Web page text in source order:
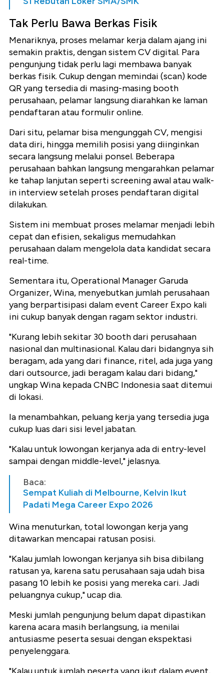
Tak Perlu Bawa Berkas Fisik
Menariknya, proses melamar kerja dalam ajang ini
semakin praktis, dengan sistem CV digital. Para
pengunjung tidak perlu lagi membawa banyak
berkas fisik. Cukup dengan memindai (scan) kode
QR yang tersedia di masing-masing booth
perusahaan, pelamar langsung diarahkan ke laman
pendaftaran atau formulir online.
Dari situ, pelamar bisa mengunggah CV, mengisi
data diri, hingga memilih posisi yang diinginkan
secara langsung melalui ponsel. Beberapa
perusahaan bahkan langsung mengarahkan pelamar
ke tahap lanjutan seperti screening awal atau walk-
in interview setelah proses pendaftaran digital
dilakukan.
Sistem ini membuat proses melamar menjadi lebih
cepat dan efisien, sekaligus memudahkan
perusahaan dalam mengelola data kandidat secara
real-time.
Sementara itu, Operational Manager Garuda
Organizer, Wina, menyebutkan jumlah perusahaan
yang berpartisipasi dalam event Career Expo kali
ini cukup banyak dengan ragam sektor industri.
"Kurang lebih sekitar 30 booth dari perusahaan
nasional dan multinasional. Kalau dari bidangnya sih
beragam, ada yang dari finance, ritel, ada juga yang
dari outsource, jadi beragam kalau dari bidang,"
ungkap Wina kepada CNBC Indonesia saat ditemui
di lokasi.
Ia menambahkan, peluang kerja yang tersedia juga
cukup luas dari sisi level jabatan.
"Kalau untuk lowongan kerjanya ada di entry-level
sampai dengan middle-level," jelasnya.
Baca:
Sempat Kuliah di Melbourne, Kelvin Ikut
Padati Mega Career Expo 2026
Wina menuturkan, total lowongan kerja yang
ditawarkan mencapai ratusan posisi.
"Kalau jumlah lowongan kerjanya sih bisa dibilang
ratusan ya, karena satu perusahaan saja udah bisa
pasang 10 lebih ke posisi yang mereka cari. Jadi
peluangnya cukup," ucap dia.
Meski jumlah pengunjung belum dapat dipastikan
karena acara masih berlangsung, ia menilai
antusiasme peserta sesuai dengan ekspektasi
penyelenggara.